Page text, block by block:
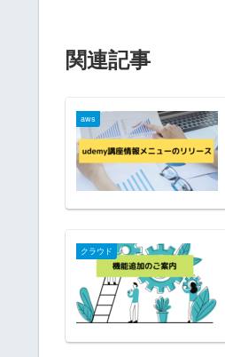
関連記事
aws
クラウド